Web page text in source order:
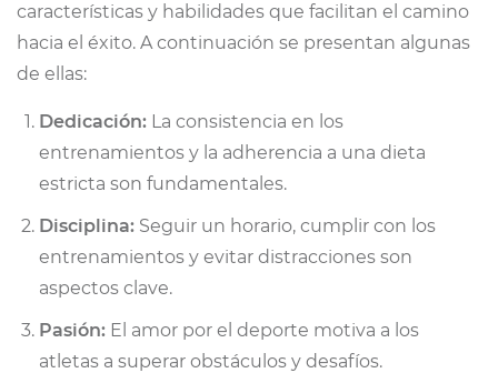
características y habilidades que facilitan el camino
hacia el éxito. A continuación se presentan algunas
de ellas:
Dedicación: La consistencia en los
entrenamientos y la adherencia a una dieta
estricta son fundamentales.
Disciplina: Seguir un horario, cumplir con los
entrenamientos y evitar distracciones son
aspectos clave.
Pasión: El amor por el deporte motiva a los
atletas a superar obstáculos y desafíos.